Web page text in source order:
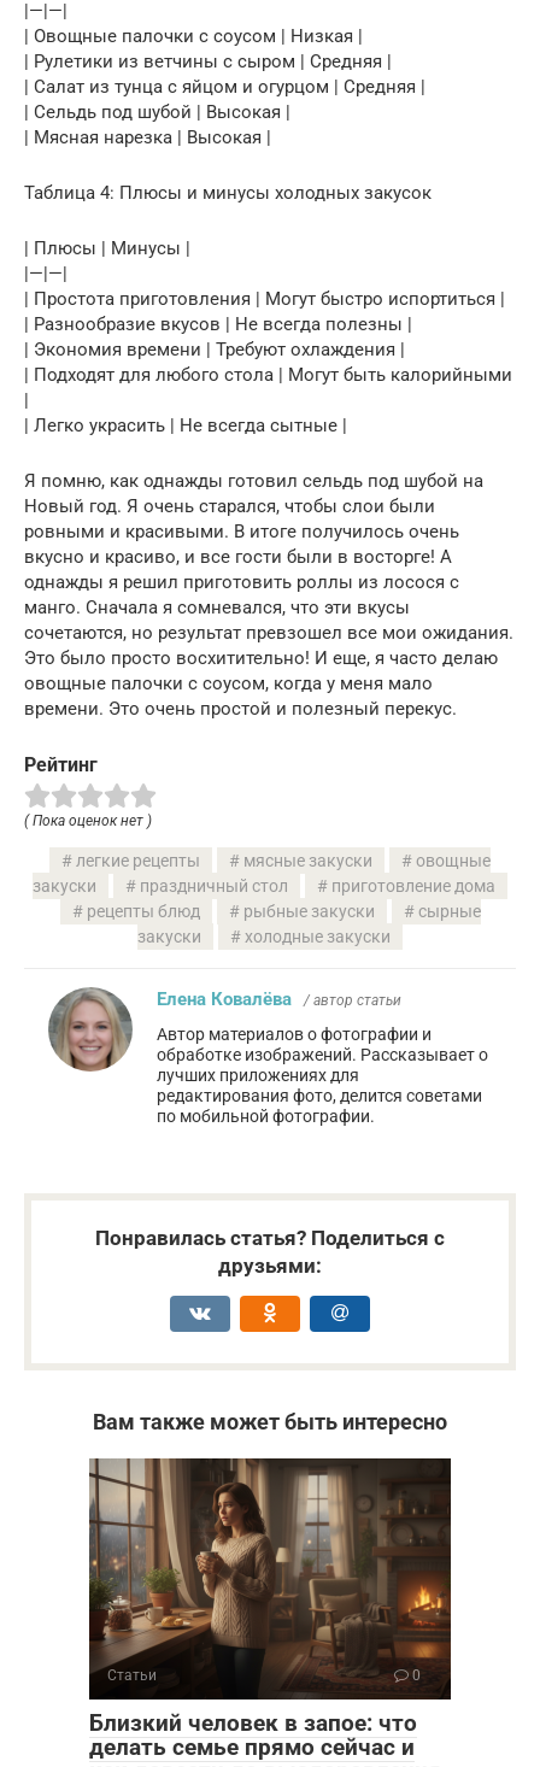
|—|—|
| Овощные палочки с соусом | Низкая |
| Рулетики из ветчины с сыром | Средняя |
| Салат из тунца с яйцом и огурцом | Средняя |
| Сельдь под шубой | Высокая |
| Мясная нарезка | Высокая |
Таблица 4: Плюсы и минусы холодных закусок
| Плюсы | Минусы |
|—|—|
| Простота приготовления | Могут быстро испортиться |
| Разнообразие вкусов | Не всегда полезны |
| Экономия времени | Требуют охлаждения |
| Подходят для любого стола | Могут быть калорийными
|
| Легко украсить | Не всегда сытные |
Я помню, как однажды готовил сельдь под шубой на
Новый год. Я очень старался, чтобы слои были
ровными и красивыми. В итоге получилось очень
вкусно и красиво, и все гости были в восторге! А
однажды я решил приготовить роллы из лосося с
манго. Сначала я сомневался, что эти вкусы
сочетаются, но результат превзошел все мои ожидания.
Это было просто восхитительно! И еще, я часто делаю
овощные палочки с соусом, когда у меня мало
времени. Это очень простой и полезный перекус.
Рейтинг
( Пока оценок нет )
легкие рецепты мясные закуски
овощные
закуски
праздничный стол
приготовление дома
рецепты блюд
рыбные закуски
сырные
закуски
холодные закуски
Елена Ковалёва / автор статьи
Автор материалов о фотографии и
обработке изображений. Рассказывает о
лучших приложениях для
редактирования фото, делится советами
по мобильной фотографии.
Понравилась статья? Поделиться с
друзьями:
Вам также может быть интересно
Статьи 0
Близкий человек в запое: что
делать семье прямо сейчас и